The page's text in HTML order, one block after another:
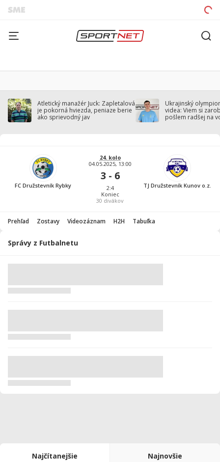
Atletický manažér Juck: Zapletalová
je pokorná hviezda, peniaze berie
ako sprievodný jav
Ukrajinský
videa: Viem si
pošlem radšej na
FC Družstevník Rybky
24. kolo
04.05.2025, 13:00
3 - 6
2:4
Koniec
30 divákov
TJ Družstevník Kunov o.z.
Prehľad Zostavy Videozáznam H2H Tabuľka
Správy z Futbalnetu
Najčítanejšie Najnovšie